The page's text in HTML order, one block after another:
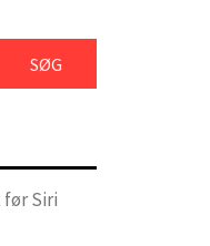
før Siri